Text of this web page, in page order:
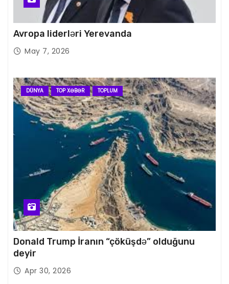
Avropa liderləri Yerevanda
May 7, 2026
DÜNYA TOP XƏBƏR TOPLUM
Donald Trump İranın “çöküşdə” olduğunu
deyir
Apr 30, 2026